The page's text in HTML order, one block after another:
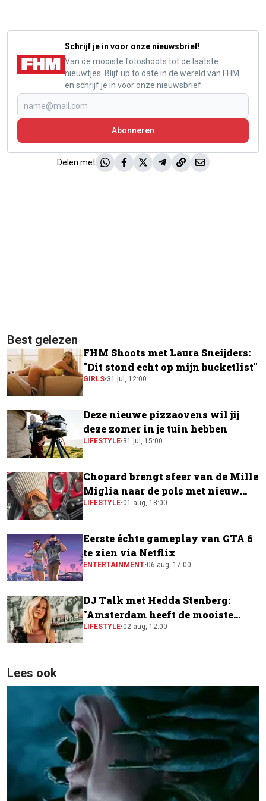
Schrijf je in voor onze nieuwsbrief!
Van de mooiste fotoshoots tot de laatste
nieuwtjes. Blijf up to date in de wereld van FHM
en schrijf je in voor onze nieuwsbrief.
Abonneren
Delen met
Best gelezen
FHM Shoots met Laura Sneijders:
"Dit stond echt op mijn bucketlist"
GIRLS•31 jul, 12:00
Deze nieuwe pizzaovens wil jij
deze zomer in je tuin hebben
LIFESTYLE•31 jul, 15:00
Chopard brengt sfeer van de Mille
Miglia naar de pols met nieuw
horloge
LIFESTYLE•01 aug, 18:00
Eerste échte gameplay van GTA 6
te zien via Netflix
ENTERTAINMENT•06 aug, 17:00
DJ Talk met Hedda Stenberg:
"Amsterdam heeft de mooiste
festivalscene van Europa"
LIFESTYLE•02 aug, 12:00
Lees ook